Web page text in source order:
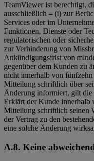
TeamViewer ist berechtigt,
ausschließlich – (i) zur
Services oder im
Funktionen, Dienste oder
regulatorischen oder
zur Verhinderung von
Ankündigungsfrist von
gegenüber dem Kunden zu
nicht innerhalb von fünfzehn
Mitteilung schriftlich über
Änderung informiert, gilt
Erklärt der Kunde innerhalb
Mitteilung schriftlich seinen
der Vertrag zu den
eine solche Änderung
A.8. Keine